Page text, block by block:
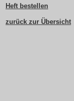
Heft bestellen
zurück zur Übersicht